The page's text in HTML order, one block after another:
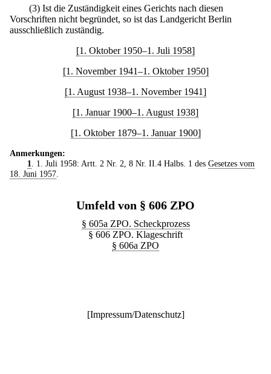
(3) Ist die Zuständigkeit eines Gerichts nach diesen
Vorschriften nicht begründet, so ist das Landgericht Berlin
ausschließlich zuständig.
[1. Oktober 1950–1. Juli 1958]
[1. November 1941–1. Oktober 1950]
[1. August 1938–1. November 1941]
[1. Januar 1900–1. August 1938]
[1. Oktober 1879–1. Januar 1900]
Anmerkungen:
1
. 1. Juli 1958: Artt. 2 Nr. 2, 8 Nr. II.4 Halbs. 1 des Gesetzes vom
18. Juni 1957
Umfeld von § 606 ZPO
§ 605a ZPO. Scheckprozess
§ 606 ZPO. Klageschrift
§ 606a ZPO
[Impressum/Datenschutz]